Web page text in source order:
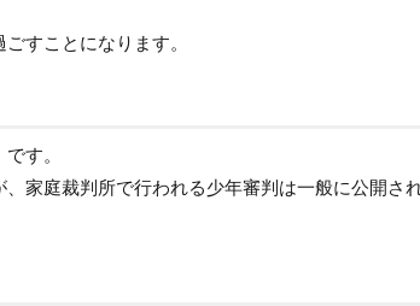
すことになります。
す。
家庭裁判所で行われる少年審判は一般に公開さ